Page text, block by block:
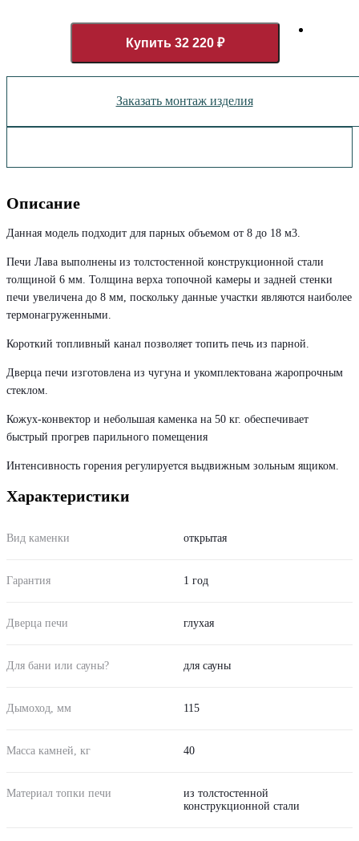
Купить 32 220 ₽
Заказать монтаж изделия
Описание
Данная модель подходит для парных объемом от 8 до 18 м3.
Печи Лава выполнены из толстостенной конструкционной стали
толщиной 6 мм. Толщина верха топочной камеры и задней стенки
печи увеличена до 8 мм, поскольку данные участки являются наиболее
термонагруженными.
Короткий топливный канал позволяет топить печь из парной.
Дверца печи изготовлена из чугуна и укомплектована жаропрочным
стеклом.
Кожух-конвектор и небольшая каменка на 50 кг. обеспечивает
быстрый прогрев парильного помещения
Интенсивность горения регулируется выдвижным зольным ящиком.
Характеристики
Вид каменки открытая
Гарантия 1 год
Дверца печи глухая
Для бани или сауны? для сауны
Дымоход, мм 115
Масса камней, кг 40
Материал топки печи
из толстостенной
конструкционной стали